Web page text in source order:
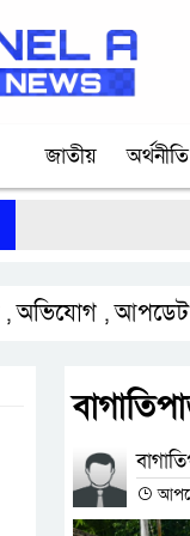
জাতীয় অর্থনীতি
,অভিযোগ ,আপডেট